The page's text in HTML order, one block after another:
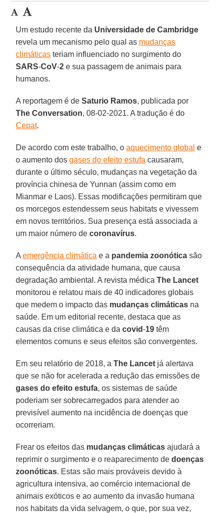
Um estudo recente da Universidade de Cambridge
revela um mecanismo pelo qual as mudanças
climáticas teriam influenciado no surgimento do
SARS-CoV-2 e sua passagem de animais para
humanos.
A reportagem é deSaturio Ramos, publicada por
The Conversation, 08-02-2021. A tradução é do
Cepat.
De acordo com este trabalho, oaquecimento global e
o aumento dosgases do efeito estufa causaram,
durante o último século, mudanças na vegetação da
província chinesa de Yunnan (assim como em
Mianmar e Laos). Essas modificações permitiram que
os morcegos estendessem seus habitats e vivessem
em novos territórios. Sua presença está associada a
um maior número decoronavírus.
Aemergência climática e a pandemia zoonótica são
consequência da atividade humana, que causa
degradação ambiental. A revista médicaThe Lancet
monitorou e relatou mais de 40 indicadores globais
que medem o impacto das mudanças climáticas na
saúde. Em um editorial recente, destaca que as
causas da crise climática e dacovid-19 têm
elementos comuns e seus efeitos são convergentes.
Em seu relatório de 2018, aThe Lancet já alertava
que se não for acelerada a redução das emissões de
gases do efeito estufa, os sistemas de saúde
poderiam ser sobrecarregados para atender ao
previsível aumento na incidência de doenças que
ocorreriam.
Frear os efeitos das mudanças climáticas ajudará a
reprimir o surgimento e o reaparecimento dedoenças
zoonóticas. Estas são mais prováveis devido à
agricultura intensiva, ao comércio internacional de
animais exóticos e ao aumento da invasão humana
nos habitats da vida selvagem, o que, por sua vez,